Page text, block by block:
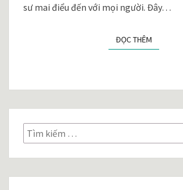
sư mai điểu đến với mọi người. Đây…
ĐỌC THÊMĐỌC THÊM
Tìm
kiếm: